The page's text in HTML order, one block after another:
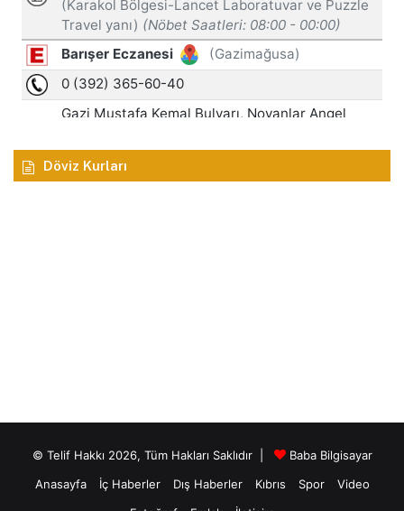
Döviz Kurları
© Telif Hakkı 2026, Tüm Hakları Saklıdır |
Baba Bilgisayar
Anasayfa
İç Haberler Dış Haberler Kıbrıs Spor
Video